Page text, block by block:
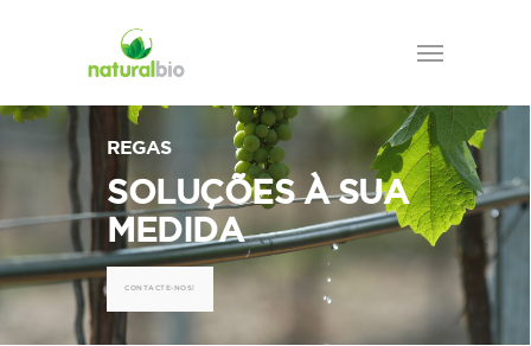
REGAS
SOLUÇÕES À SUA
MEDIDA
CONTACTE-NOS!